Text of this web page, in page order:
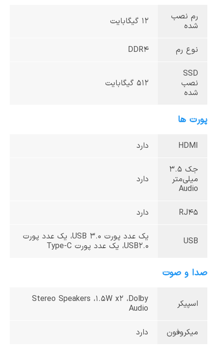
رم نصب
شده
12 گیگابایت
نوع رم DDR4
SSD
نصب
شده
512 گیگابایت
پورت ها
HDMI دارد
جک 3.5
میلی‌متر
Audio
دارد
RJ45 دارد
USB
یک عدد پورت USB 3.0، یک عدد پورت
USB2.0، یک عدد پورت Type-C
صدا و صوت
اسپیکر
Stereo Speakers ،1.5W x2 ،Dolby
Audio
میکروفون دارد